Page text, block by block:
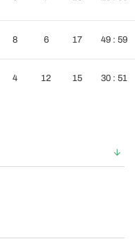
8 6 17 49 : 59
4 12 15 30 : 51